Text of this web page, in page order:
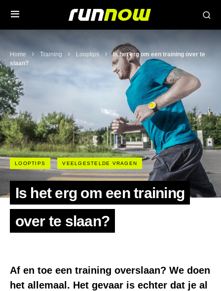
Home Training Looptips
Is het erg om een training over te
slaan?
LOOPTIPS VEELGESTELDE VRAGEN
Is het erg om een training
over te slaan?
Af en toe een training overslaan? We doen
het allemaal. Het gevaar is echter dat je al